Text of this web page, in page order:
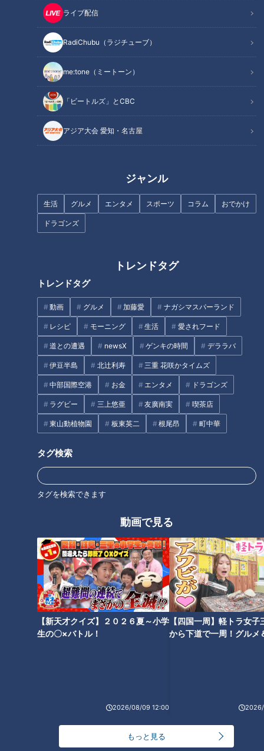
ライブ配信
RadiChubu（ラジチューブ）
me:tone（ミートーン）
「ビートルズ」とCBC
アジア大会 愛知・名古屋
ジャンル
生活 グルメ エンタメ スポーツ コラム おでかけ
ドラゴンズ
トレンドタグ
トレンドタグ
動画 グルメ 加藤愛 ナガシマスパーランド
レシピ モーニング 生活 愛されフード
道との遭遇 newsX ゲンキの時間 デララバ
伊豆半島 北辻利寿 三重 花咲かタイムズ
中部国際空港 お金 エンタメ ドラゴンズ
ラグビー 三上悠亜 友廣南実 喫茶店
東山動植物園 板東英二 根尾昂 町中華
タグ検索
タグを検索できます
動画で見る
【新天才クイズ】２０２６夏～小学
生の〇×バトル！
2026/08/09 12:00
【四国一周】軽トラ女子
から下道で一周！グルメ
もっと見る
「しし唐辛子とツナのアラビア
ータ」の作り方【キユーピー３
分クッキング】
「厚揚げとブロッコリーのごま
あえ」の作り方【キユーピー３
分クッキング】
「牛しゃぶとオニスラのモロヘ
イヤだれ」の作り方【キユーピ
「糸こんとささ身のごま酢あ
え」の作り方【キユーピー３分
スロー」の作り方【キユーピー
華マリネ」の作り方【キユーピ
タグ
オススメ関連コンテンツ
「めかぶともずく、蛇腹きゅう
りのキムチ風」の作り方【キユ
ーピー３分クッキング】
「するめいかの共肝炒め」の作
り方【キユーピー３分クッキン
「塩肉じゃが」の作り方【キユ
ーピー３分クッキング】
「夏野菜マヨチャーハン」の作